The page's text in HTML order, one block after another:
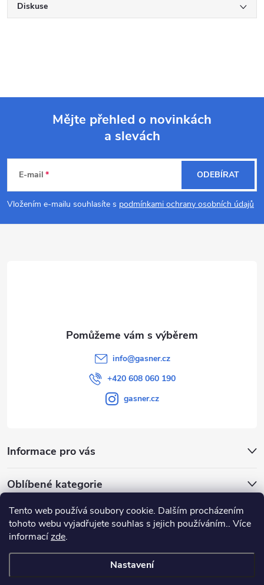
Tento web používá soubory cookie. Dalším procházením
tohoto webu vyjadřujete souhlas s jejich používáním.. Více
informacízde.
Nastavení
Diskuse
p
a
Mějte přehled o novinkách
a slevách
E-mail
Vložením e-mailu souhlasíte s podmínkami ochrany osobních údajů
ODEBÍRAT
info@gasner.cz
+420 608 060 190
gasner.cz
Informace pro vás
Oblíbené kategorie
Přijímáme online platby